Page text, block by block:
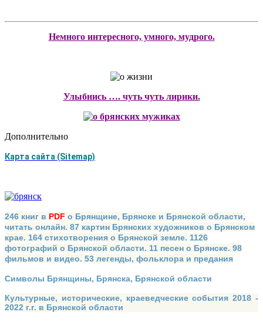
Немного интересного, умного, мудрого.
Улыбнись …. чуть чуть лирики.
Дополнительно
Карта сайта (Sitemap)
246 книг в PDF о Брянщине, Брянске и Брянской области,
читать онлайн. 87 картин Брянских художников о Брянском
крае. 164 стихотворения о Брянской земле. 1126
фотографий о Брянской области. 11 песен о Брянске. 98
фильмов и видео. 53 легенды, фольклора и предания
Символы Брянщины, Брянска, Брянской области
Культурные, исторические, краеведческие события 2018 -
2022 г.г. в Брянской области